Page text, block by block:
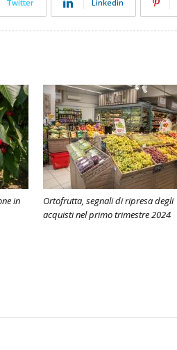
Twitter Linkedin
in
Ortofrutta, segnali di ripresa degli
acquisti nel primo trimestre 2024